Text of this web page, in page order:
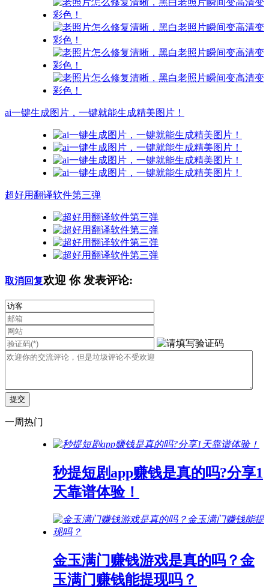
ai一键生成图片，一键就能生成精美图片！
超好用翻译软件第三弹
取消回复欢迎 你发表评论:
一周热门
秒提短剧app赚钱是真的吗?分享1
天靠谱体验！
金玉满门赚钱游戏是真的吗？金
玉满门赚钱能提现吗？